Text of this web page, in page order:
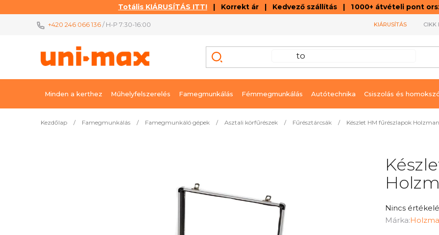
Totális KIÁRUSÍTÁS ITT! | Korrekt ár | Kedvező szállítás | 1 000+ átvételi pont
+420 246 066 136/ H-P 7:30-16:00 KIÁRUSÍTÁS CIKK
Minden a kerthez Műhelyfelszerelés Famegmunkálás Fémmegmunkálás Autótechnika Csiszolás és
Kezdőlap / Famegmunkálás / Famegmunkáló gépek / Asztali körfűrészek / Fűrésztárcsák / Készlet HM fűrészlapok
A
termék
Nincs
Márka: